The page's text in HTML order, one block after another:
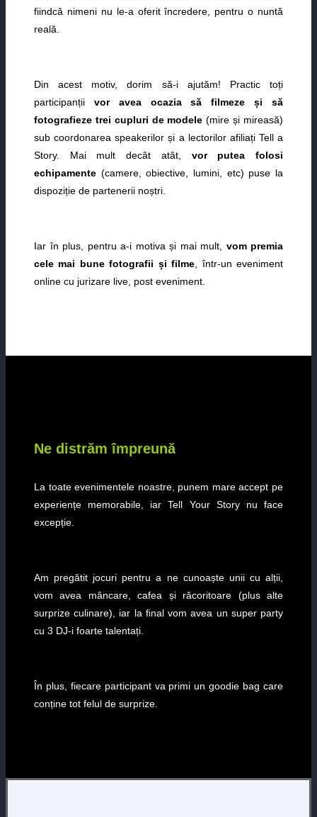
fiindcă nimeni nu le-a oferit încredere, pentru o nuntă
reală.
Din acest motiv, dorim să-i ajutăm! Practic toți
participanții vor avea ocazia să filmeze și să
fotografieze trei cupluri de modele (mire și mireasă)
sub coordonarea speakerilor și a lectorilor afiliați Tell a
Story. Mai mult decât atât, vor putea folosi
echipamente (camere, obiective, lumini, etc) puse la
dispoziție de partenerii noștri.
Iar în plus, pentru a-i motiva și mai mult, vom premia
cele mai bune fotografii și filme , într-un eveniment
online cu jurizare live, post eveniment.
Ne distrăm împreună
La toate evenimentele noastre, punem mare accept pe
experiențe memorabile, iar Tell Your Story nu face
excepție.
Am pregătit jocuri pentru a ne cunoaște unii cu alții,
vom avea mâncare, cafea și răcoritoare (plus alte
surprize culinare), iar la final vom avea un super party
cu 3 DJ-i foarte talentați.
În plus, fiecare participant va primi un goodie bag care
conține tot felul de surprize.